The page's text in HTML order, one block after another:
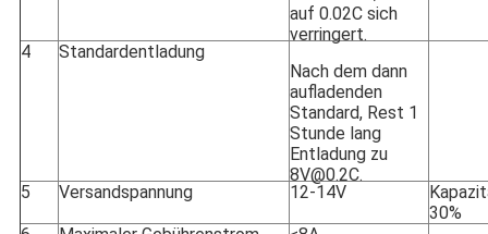
auf 0.02C sich
verringert.
4
Standardentladung
Nach dem dann
aufladenden
Standard, Rest 1
Stunde lang
Entladung zu
8V@0.2C.
5
Versandspannung 12-14V
30%